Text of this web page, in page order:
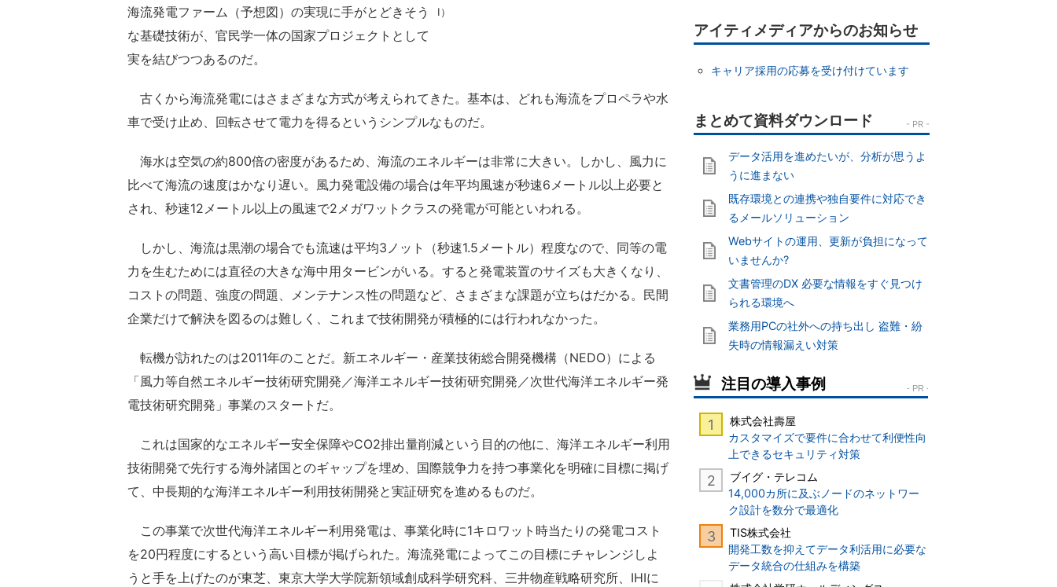
I）
海流発電ファーム（予想図）の実現に手がとどきそう
な基礎技術が、官民学一体の国家プロジェクトとして
実を結びつつあるのだ。
古くから海流発電にはさまざまな方式が考えられてきた。基本は、どれも海流をプロペラや水
車で受け止め、回転させて電力を得るというシンプルなものだ。
海水は空気の約800倍の密度があるため、海流のエネルギーは非常に大きい。しかし、風力に
比べて海流の速度はかなり遅い。風力発電設備の場合は年平均風速が秒速6メートル以上必要と
され、秒速12メートル以上の風速で2メガワットクラスの発電が可能といわれる。
しかし、海流は黒潮の場合でも流速は平均3ノット（秒速1.5メートル）程度なので、同等の電
力を生むためには直径の大きな海中用タービンがいる。すると発電装置のサイズも大きくなり、
コストの問題、強度の問題、メンテナンス性の問題など、さまざまな課題が立ちはだかる。民間
企業だけで解決を図るのは難しく、これまで技術開発が積極的には行われなかった。
転機が訪れたのは2011年のことだ。新エネルギー・産業技術総合開発機構（NEDO）による
「風力等自然エネルギー技術研究開発／海洋エネルギー技術研究開発／次世代海洋エネルギー発
電技術研究開発」事業のスタートだ。
これは国家的なエネルギー安全保障やCO2排出量削減という目的の他に、海洋エネルギー利用
技術開発で先行する海外諸国とのギャップを埋め、国際競争力を持つ事業化を明確に目標に掲げ
て、中長期的な海洋エネルギー利用技術開発と実証研究を進めるものだ。
この事業で次世代海洋エネルギー利用発電は、事業化時に1キロワット時当たりの発電コスト
を20円程度にするという高い目標が掲げられた。海流発電によってこの目標にチャレンジしよ
うと手を上げたのが東芝、東京大学大学院新領域創成科学研究科、三井物産戦略研究所、IHIに
アイティメディアからのお知らせ
キャリア採用の応募を受け付けています
データ活用を進めたいが、分析が思うよ
うに進まない
既存環境との連携や独自要件に対応でき
るメールソリューション
Webサイトの運用、更新が負担になって
いませんか?
文書管理のDX 必要な情報をすぐ見つけ
られる環境へ
業務用PCの社外への持ち出し 盗難・紛
失時の情報漏えい対策